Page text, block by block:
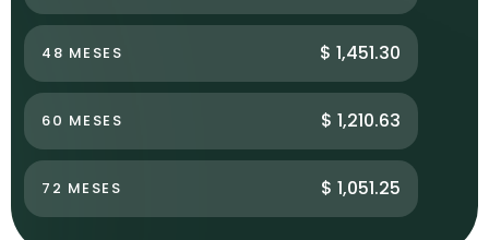
48 MESES $ 1,451.30
60 MESES $ 1,210.63
72 MESES $ 1,051.25